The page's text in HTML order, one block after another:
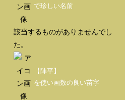
で珍しい名前
該当するものがありませんでし
た。
【陣平】
を使い画数の良い苗字